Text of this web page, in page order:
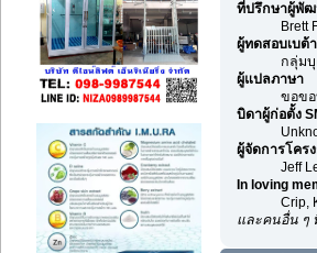
ที่ปรึกษาผู้พั
Brett
ผู้ทดสอบเบต้า
กลุ่ม
ผู้แปลภาษา
ขอข
บิดาผู้ก่อตั้ง
ผู้จัดการโคร
Jeff
In loving
Crip,
และคนอื่น ๆ